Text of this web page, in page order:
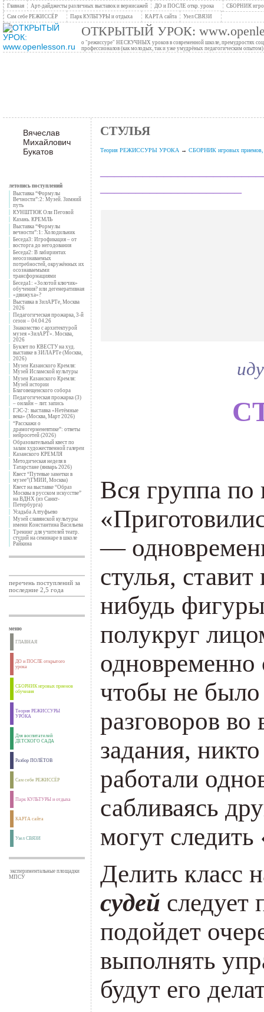
Главная Арт-дайджесты различных выставок и вернисажей ДО и ПОСЛЕ откр. урока
СБОРНИК
Сам себе РЕЖИССЁР
Парк КУЛЬТУРЫ и отдыха КАРТА сайта Узел СВЯЗИ
ОТКРЫТЫЙ УРОК:
о "режиссуре" НЕСКУЧНЫХ уроков в современной школе, премудростях
профессионалов (как молодых, так и уже умудрёных педагогическим опытом)
Вячеслав
Михайлович
Букатов
летопись поступлений
Выставка “Формулы
Вечности”:2: Музей. Зимний
путь
КУНШТЮК Оли Пеговой
Казань. КРЕМЛЬ
Выставка “Формулы
вечности”:1: Холодильник
Беседа3: Игрофикация – от
восторга до негодования
Беседа2: В лабиринтах
неосознаваемых
потребностей, окружённых их
осознаваемыми
трансформациями
Беседа1: «Золотой ключик»
обучения? или дегенеративная
«движуха»?
Выставка в ЗилАРТе, Москва
2026
Педагогическая прожарка, 3-й
сезон – 04.04.26
Знакомство с архитектурой
музея «ЗилАРТ». Москва,
2026
Буклет по КВЕСТУ на худ.
выставке в ЗИЛАРТе (Москва,
2026)
Музеи Казанского Кремля:
Музей Исламской культуры
Музеи Казанского Кремля:
Музей истории
Благовещенского собора
Педагогическая прожарка (3)
– онлайн – лит. запись
ГЭС-2: выставка «Нетёмные
века» (Москва, Март 2026)
“Расскажи о
драмогерменевтике”: ответы
нейросетей (2026)
Образовательный квест по
залам художественной галереи
Казанского КРЕМЛЯ
Методическая неделя в
Татарстане (январь 2026)
Квест “Путевые заметки в
музее”(ГМИИ, Москва)
Квест на выставке “Образ
Москвы в русском искусстве”
на ВДНХ (из Санкт-
Петербурга)
Усадьба Алтуфьево
Музей славянской культуры
имени Константина Васильева
Тренинг для учителей театр.
студий на семинаре в школе
Райкина
перечень поступлений за
последние 2,5 года
меню
ГЛАВНАЯ
ДО и ПОСЛЕ открытого
урока
СБОРНИК игровых приемов
обучения
Теория РЕЖИССУРЫ
УРОКА
Для воспитателей
ДЕТСКОГО САДА
Разбор ПОЛЁТОВ
Сам себе РЕЖИССЁР
Парк КУЛЬТУРЫ и отдыха
КАРТА сайта
Узел СВЯЗИ
экспериментальные площадки
МПСУ
СТУЛЬЯ
Теория РЕЖИССУРЫ УРОКА→ СБОРНИК игровых приемов,
Вся группа по
—
стулья,
нибудь
полукруг
чтобы не
разговоров
за­дания,
работали
сабливаясь
могут следить
Делить класс
судей следует
подойдет
выполнять
будут его